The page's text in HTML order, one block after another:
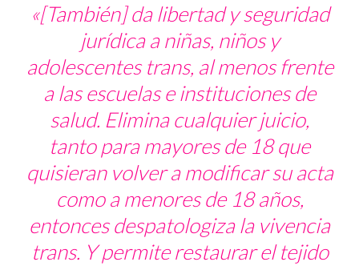
«[También] da libertad y seguridad
jurídica a niñas, niños y
adolescentes trans, al menos frente
a las escuelas e instituciones de
salud. Elimina cualquier juicio,
tanto para mayores de 18 que
quisieran volver a modificar su acta
como a menores de 18 años,
entonces despatologiza la vivencia
trans. Y permite restaurar el tejido